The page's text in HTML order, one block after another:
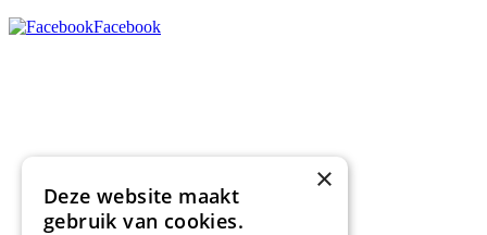
Facebook
×
Deze website maakt
gebruik van cookies.